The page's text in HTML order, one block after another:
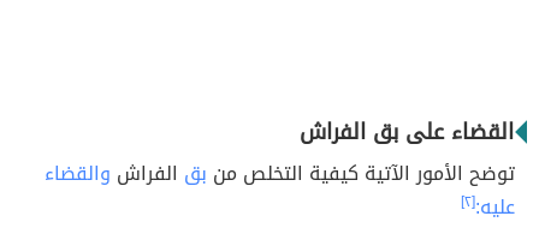
القضاء على بق الفراش
توضح الأمور الآتية كيفية التخلص من بق الفراش والقضاء
عليه:[٢]